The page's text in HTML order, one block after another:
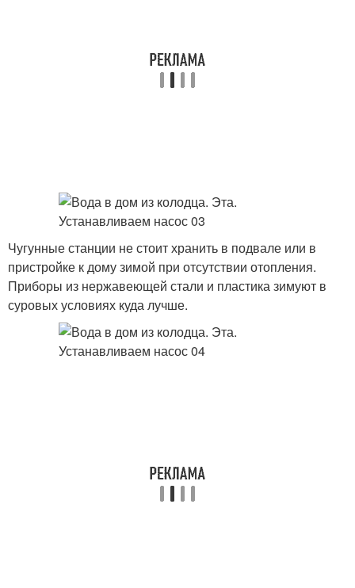
Чугунные станции не стоит хранить в подвале или в
пристройке к дому зимой при отсутствии отопления.
Приборы из нержавеющей стали и пластика зимуют в
суровых условиях куда лучше.